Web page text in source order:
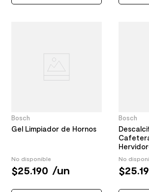
Bosch
Gel Limpiador de Hornos
No disponible
$25.190 /un
Bosch
No
$25.